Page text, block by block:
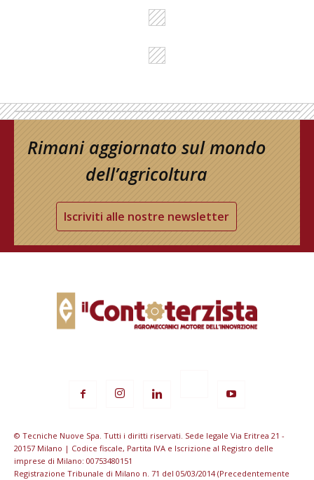
Rimani aggiornato sul mondo
dell’agricoltura
Iscriviti alle nostre newsletter
© Tecniche Nuove Spa. Tutti i diritti riservati. Sede legale Via Eritrea 21 -
20157 Milano | Codice fiscale, Partita IVA e Iscrizione al Registro delle
imprese di Milano: 00753480151
Registrazione Tribunale di Milano n. 71 del 05/03/2014 (Precedentemente